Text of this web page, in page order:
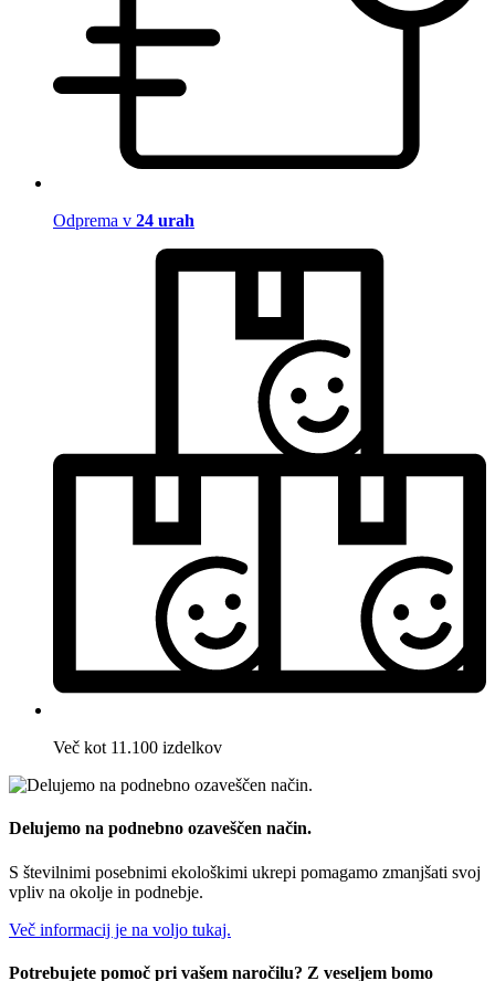
Odprema v 24 urah
Več kot 11.100 izdelkov
Delujemo na podnebno ozaveščen način.
S številnimi posebnimi ekološkimi ukrepi pomagamo zmanjšati svoj
vpliv na okolje in podnebje.
Več informacij je na voljo tukaj.
Potrebujete pomoč pri vašem naročilu? Z veseljem bomo